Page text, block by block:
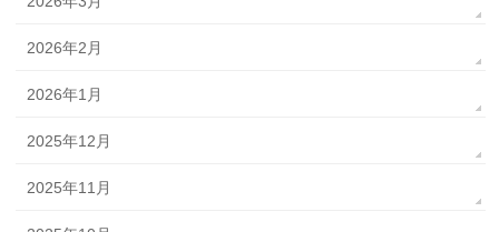
2026年2月
2026年1月
2025年12月
2025年11月